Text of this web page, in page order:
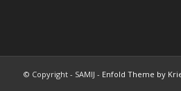
© Copyright - SAMIJ - Enfold Theme by